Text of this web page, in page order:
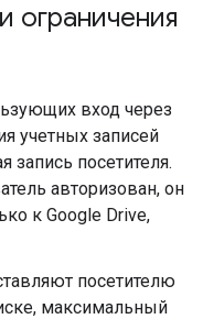
ограничения
вход через
учетных записей
запись посетителя.
авторизован, он
к Google Drive,
посетителю
максимальный